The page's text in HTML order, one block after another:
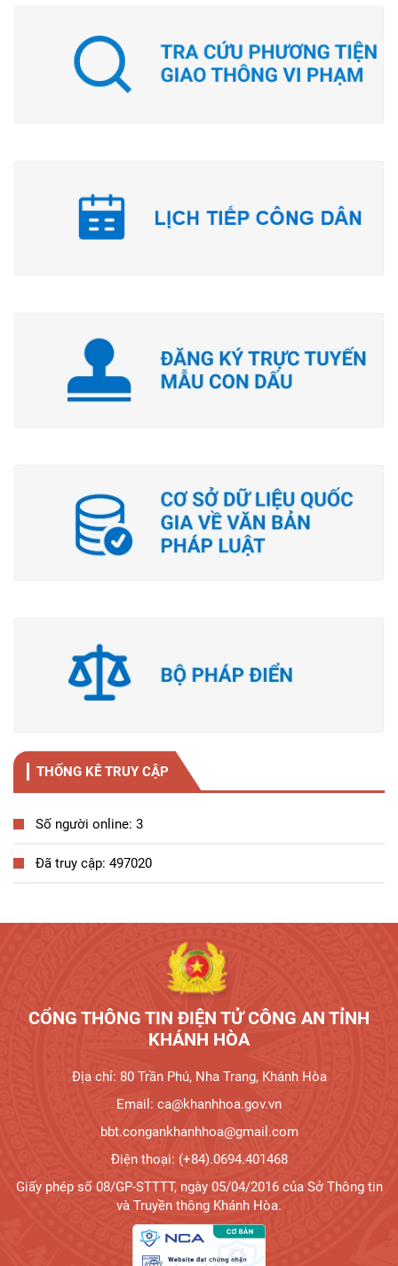
THỐNG KÊ TRUY CẬP
Số người online: 3
Đã truy cập: 497020
CỔNG THÔNG TIN ĐIỆN TỬ CÔNG AN TỈNH
KHÁNH HÒA
Địa chỉ: 80 Trần Phú, Nha Trang, Khánh Hòa
Email: ca@khanhhoa.gov.vn
bbt.congankhanhhoa@gmail.com
Điện thoại: (+84).0694.401468
Giấy phép số 08/GP-STTTT, ngày 05/04/2016 của Sở Thông tin
và Truyền thông Khánh Hòa.